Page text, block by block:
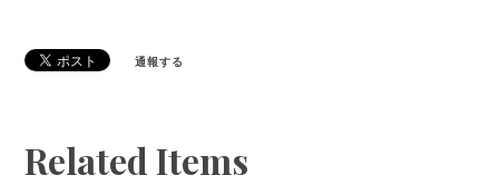
通報する
Related Items